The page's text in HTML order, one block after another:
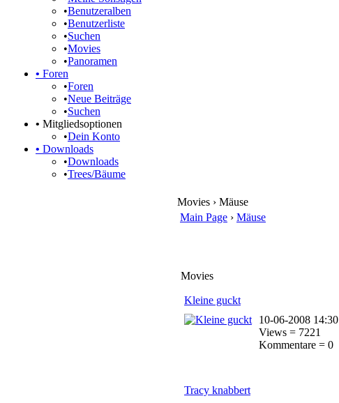
•Benutzeralben
•Benutzerliste
•Suchen
•Movies
•Panoramen
• Foren
•Foren
•Neue Beiträge
•Suchen
• Mitgliedsoptionen
•Dein Konto
• Downloads
•Downloads
•Trees/Bäume
Movies › Mäuse
Main Page › Mäuse
Movies
Kleine guckt
10-06-2008 14:30
Views = 7221
Kommentare = 0
Tracy knabbert